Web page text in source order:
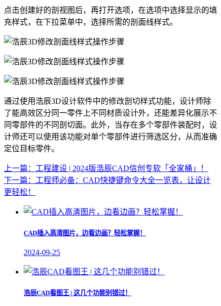
点击创建好的剖视图后，再打开选项，在选项中选择显示的填
充样式，在下拉菜单中，选择所需的剖面线样式。
通过使用浩辰3D设计软件中的修改剖切样式功能，设计师除
了能高效区分同一零件上不同材质设计外，还能差异化展示不
同零部件的不同剖切面。此外，当存在多个零部件装配时，设
计师还可以使用该功能对单个零部件进行筛选区分，从而准确
定位目标零件。
上一篇：工程建设 | 2024版浩辰CAD信创专软「全家桶」！
下一篇：工程师必备：CAD快捷键命令大全一览表，让设计
更轻松！
CAD插入高清图片，边看边画？轻松掌握！
2024-09-25
浩辰CAD看图王 | 这几个功能别错过！